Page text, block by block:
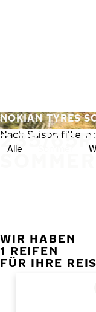
235/
NOKIAN TYRES
Nach Saison filtern :
Alle
WIR HABEN
1 REIFEN
FÜR IHRE